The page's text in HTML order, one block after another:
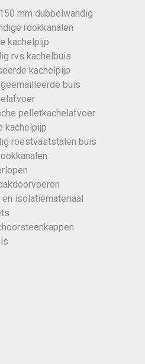
mm dubbelwandig
rookkanalen
kachelpijp
rvs kachelbuis
kachelpijp
buis
pelletkachelafvoer
kachelpijp
roestvaststalen buis
en isolatiemateriaal